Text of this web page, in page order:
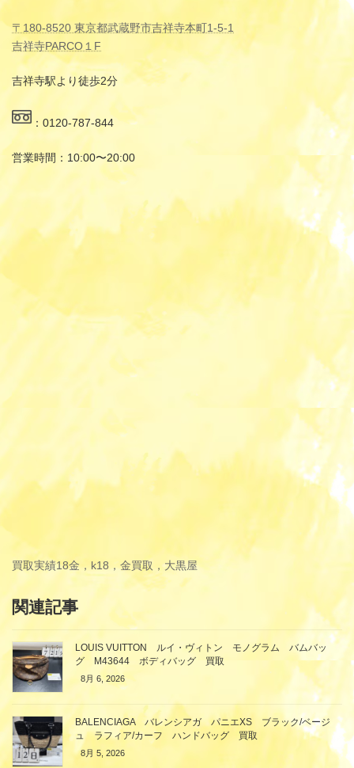
〒180-8520 東京都武蔵野市吉祥寺本町1-5-1
吉祥寺PARCO１F
吉祥寺駅より徒歩2分
：0120-787-844
営業時間：10:00〜20:00
買取実績18金，k18，金買取，大黒屋
関連記事
LOUIS VUITTON ルイ・ヴィトン モノグラム バムバッ
グ M43644 ボディバッグ 買取
8月 6, 2026
BALENCIAGA バレンシアガ パニエXS ブラック/ベージ
ュ ラフィア/カーフ ハンドバッグ 買取
8月 5, 2026